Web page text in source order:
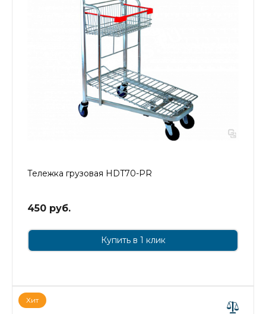
Тележка грузовая HDT70-PR
450 руб.
Купить в 1 клик
Хит